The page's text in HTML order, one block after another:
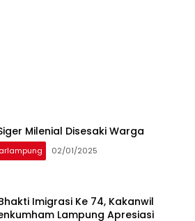
Milenial Disesaki Warga
02/01/2025
Imigrasi Ke 74, Kakanwil
Lampung Apresiasi